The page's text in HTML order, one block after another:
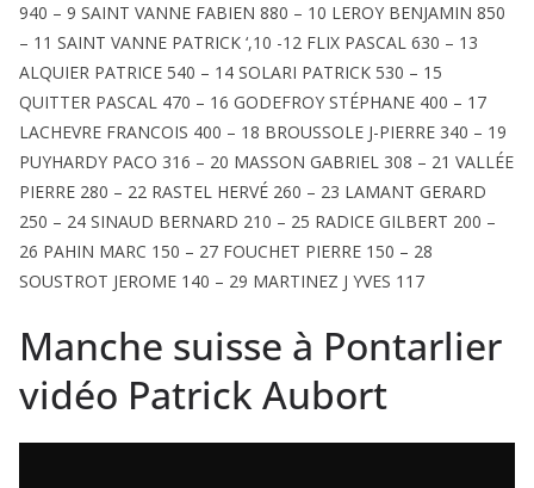
940 – 9 SAINT VANNE FABIEN 880 – 10 LEROY BENJAMIN 850
– 11 SAINT VANNE PATRICK ‘,10 -12 FLIX PASCAL 630 – 13
ALQUIER PATRICE 540 – 14 SOLARI PATRICK 530 – 15
QUITTER PASCAL 470 – 16 GODEFROY STÉPHANE 400 – 17
LACHEVRE FRANCOIS 400 – 18 BROUSSOLE J-PIERRE 340 – 19
PUYHARDY PACO 316 – 20 MASSON GABRIEL 308 – 21 VALLÉE
PIERRE 280 – 22 RASTEL HERVÉ 260 – 23 LAMANT GERARD
250 – 24 SINAUD BERNARD 210 – 25 RADICE GILBERT 200 –
26 PAHIN MARC 150 – 27 FOUCHET PIERRE 150 – 28
SOUSTROT JEROME 140 – 29 MARTINEZ J YVES 117
Manche suisse à Pontarlier
vidéo Patrick Aubort